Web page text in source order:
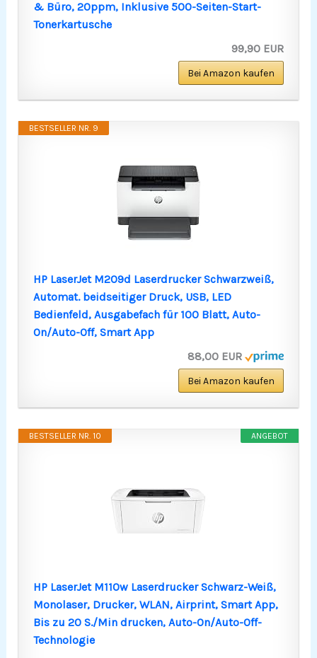
& Büro, 20ppm, Inklusive 500-Seiten-Start-
Tonerkartusche
99,90 EUR
Bei Amazon kaufen
BESTSELLER NR. 9
HP LaserJet M209d Laserdrucker Schwarzweiß,
Automat. beidseitiger Druck, USB, LED
Bedienfeld, Ausgabefach für 100 Blatt, Auto-
On/Auto-Off, Smart App
88,00 EUR
Bei Amazon kaufen
ANGEBOT
BESTSELLER NR. 10
HP LaserJet M110w Laserdrucker Schwarz-Weiß,
Monolaser, Drucker, WLAN, Airprint, Smart App,
Bis zu 20 S./Min drucken, Auto-On/Auto-Off-
Technologie